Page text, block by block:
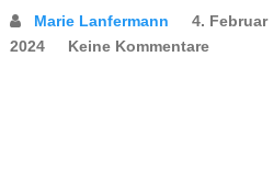
Marie Lanfermann
4. Februar
2024
Keine Kommentare